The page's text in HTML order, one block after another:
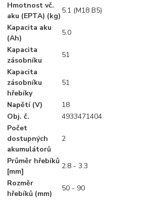
Hmotnost vč.
aku (EPTA) (kg)
5.1 (M18 B5)
Kapacita aku
(Ah)
5.0
Kapacita
zásobníku
51
Kapacita
zásobníku
hřebíky
51
Napětí (V) 18
Obj. č.
4933471404
Počet
dostupných
akumulátorů
2
Průměr hřebíků
[mm]
2.8 - 3.3
Rozměr
hřebíků (mm)
50 - 90